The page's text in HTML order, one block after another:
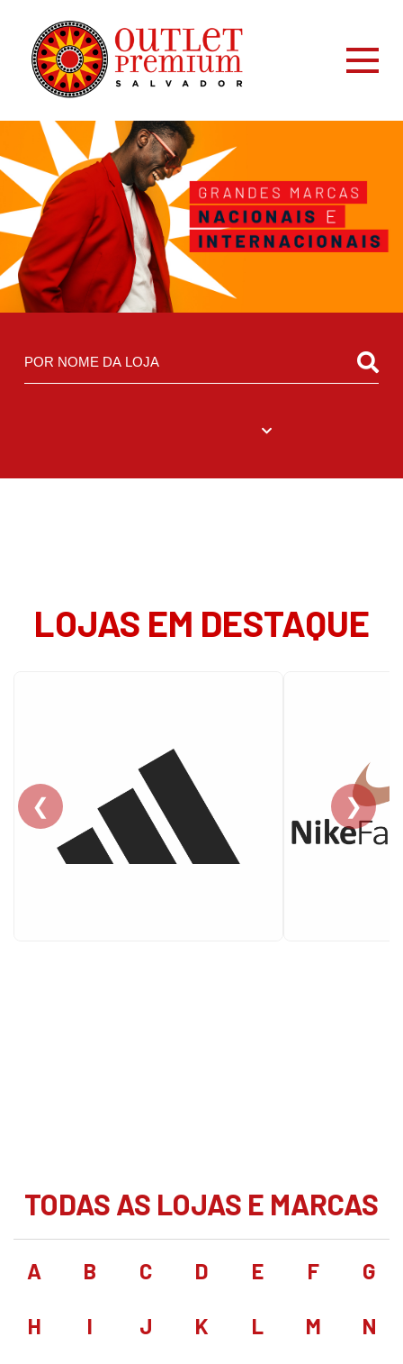
LOJAS EM DESTAQUE
❮ ❯
TODAS AS LOJAS E MARCAS
A B C D E F G
H I J K L M N